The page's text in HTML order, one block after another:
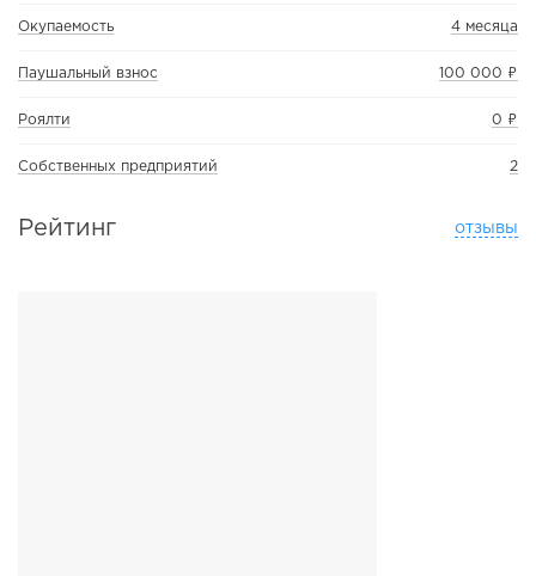
Окупаемость 4 месяца
Паушальный взнос 100 000 ₽
Роялти 0 ₽
Собственных предприятий 2
Рейтинг отзывы